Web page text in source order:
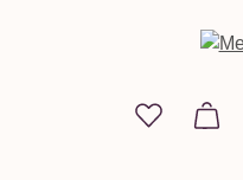
Du hast 0